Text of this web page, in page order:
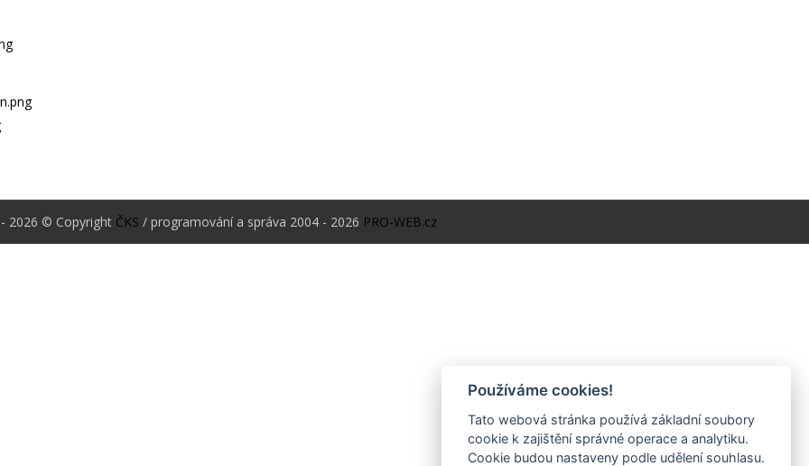
2026 © Copyright ČKS / programování a správa 2004 - 2026 PRO-WEB.cz
Používáme cookies!
Tato webová stránka používá základní soubory
cookie k zajištění správné operace a analytiku.
Cookie budou nastaveny podle udělení souhlasu.